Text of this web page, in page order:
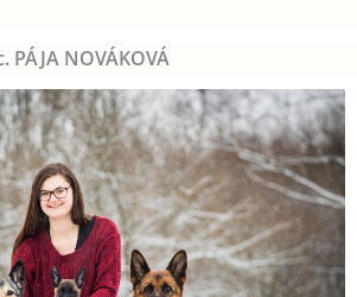
PÁJA NOVÁKOVÁ